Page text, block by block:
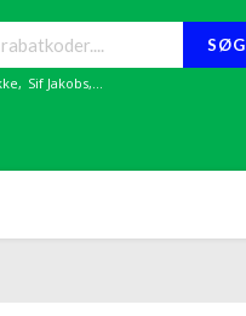
SØG
, Sif Jakobs,...